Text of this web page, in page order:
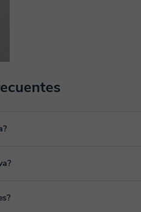
hasta un máximo de 8 horas antes
por lo que podrás